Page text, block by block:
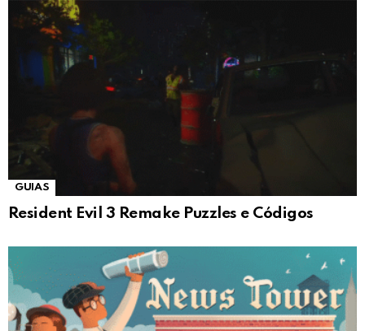
GUIAS
Resident Evil 3 Remake Puzzles e Códigos